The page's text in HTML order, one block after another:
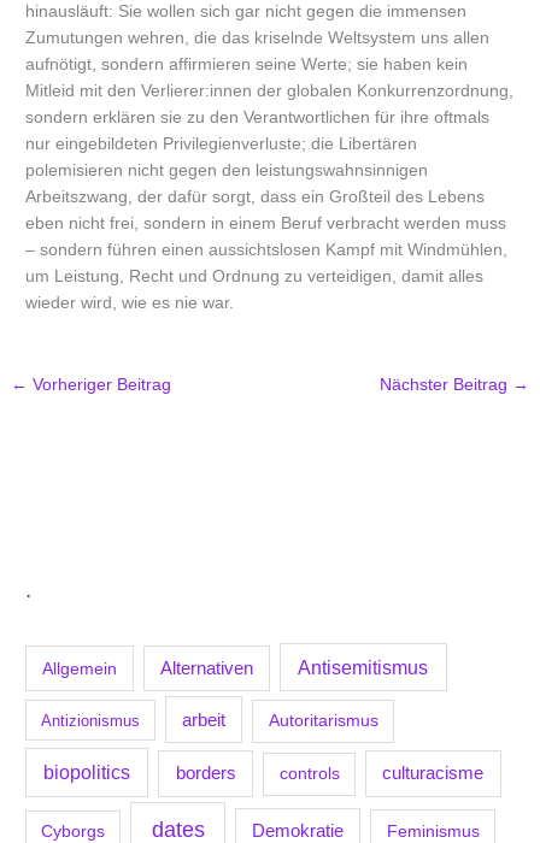
.
Allgemein Alternativen Antisemitismus
Antizionismus arbeit Autoritarismus
biopolitics borders controls culturacisme
Cyborgs dates Demokratie Feminismus
hinausläuft: Sie wollen sich gar nicht gegen die immensen
Zumutungen wehren, die das kriselnde Weltsystem uns allen
aufnötigt, sondern affirmieren seine Werte; sie haben kein
Mitleid mit den Verlierer:innen der globalen Konkurrenzordnung,
sondern erklären sie zu den Verantwortlichen für ihre oftmals
nur eingebildeten Privilegienverluste; die Libertären
polemisieren nicht gegen den leistungswahnsinnigen
Arbeitszwang, der dafür sorgt, dass ein Großteil des Lebens
eben nicht frei, sondern in einem Beruf verbracht werden muss
– sondern führen einen aussichtslosen Kampf mit Windmühlen,
um Leistung, Recht und Ordnung zu verteidigen, damit alles
wieder wird, wie es nie war.
← Vorheriger Beitrag Nächster Beitrag →